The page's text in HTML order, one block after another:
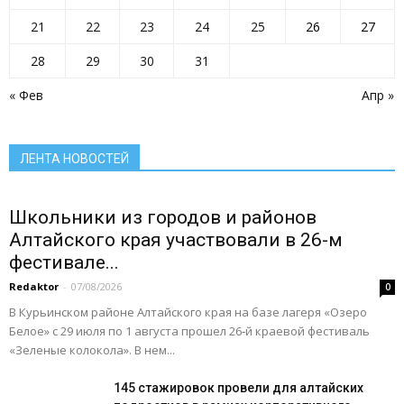
« Фев Апр »
21
22 23 24 25 26
27
28
29 30 31
ЛЕНТА НОВОСТЕЙ
Развитие АПК
Растим будущее сегодня
Росреестр
Село: вчера сегодня завтра
Смоленский районный суд
Социальный барометр
Школьники из городов и районов
Алтайского края участвовали в 26-м
фестивале...
Redaktor - 07/08/2026 0
В Курьинском районе Алтайского края на базе лагеря «Озеро
Белое» с 29 июля по 1 августа прошел 26‑й краевой фестиваль
«Зеленые колокола». В нем...
145 стажировок провели для алтайских